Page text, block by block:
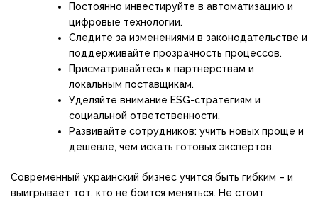
Постоянно инвестируйте в автоматизацию и
цифровые технологии.
Следите за изменениями в законодательстве и
поддерживайте прозрачность процессов.
Присматривайтесь к партнерствам и
локальным поставщикам.
Уделяйте внимание ESG-стратегиям и
социальной ответственности.
Развивайте сотрудников: учить новых проще и
дешевле, чем искать готовых экспертов.
Современный украинский бизнес учится быть гибким – и
выигрывает тот, кто не боится меняться. Не стоит